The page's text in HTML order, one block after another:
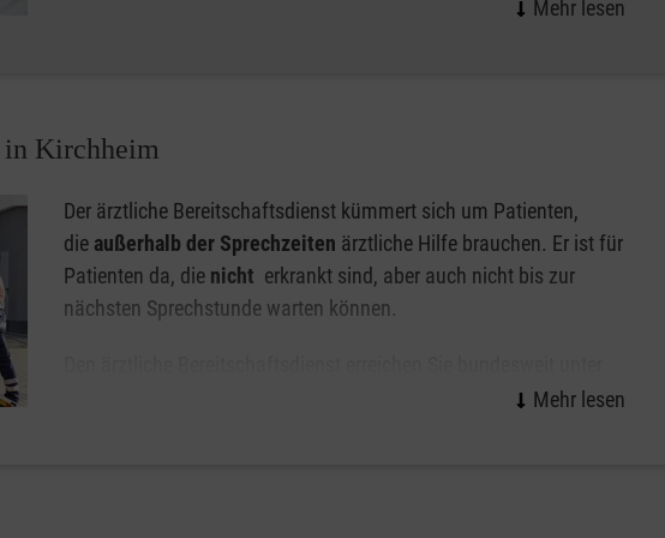
Kirchheim
Der ärztliche Bereitschaftsdienst kümmert sich um Patienten,
die außerhalb der Sprechzeiten ärztliche Hilfe brauchen. Er ist für
Patienten da, die nicht erkrankt sind, aber auch nicht bis zur
nächsten Sprechstunde warten können.
. Hier werden